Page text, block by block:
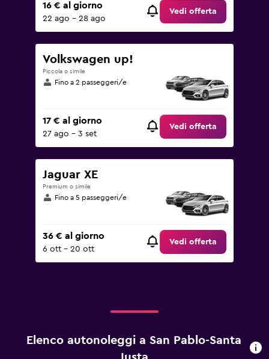
16 € al giorno
22 ago - 28 ago
Vedi offerta
Volkswagen up!
Piccola o simile
Fino a 2 passeggeri/e
17 € al giorno
27 ago - 3 set
Vedi offerta
Jaguar XE
Premium o simile
Fino a 5 passeggeri/e
36 € al giorno
6 ott - 20 ott
Vedi offerta
Elenco autonoleggi a San Pablo-Santa